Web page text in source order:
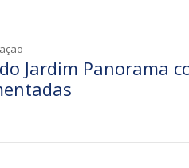
Jardim Panorama